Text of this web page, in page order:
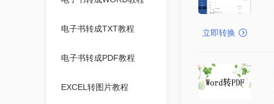
电子书转成TXT教程
电子书转成PDF教程
EXCEL转图片教程
立即转换